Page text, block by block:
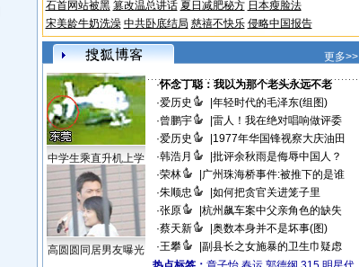
石首网站被黑 篡改温总讲话 夏日减肥秘方 日本瘦脸法
宋美龄牛奶洗澡 中共卧底结局 慈禧不快乐 侵略中国报告
更多>>
中学生乘直升机上学
高圆圆同居男友曝光
·怀念丁聪：我以为那个老头永远不老
·爱历史
年轻时代的毛泽东(组图)
·曾鹏宇
雷人！我在绝对唱响做评委
·爱历史
1977年华国锋视察大庆油田
·韩浩月
批评余秋雨是侮辱中国人？
·荣林
广州珠海桥事件:被推下的是谁
·朱顺忠
如何把贪官关进笼子里
·张原
杭州飙车案中父亲角色的缺失
·蔡天新
奥数本身并不是坏事(图)
·王攀
副县长之女施暴的卫生巾疑虑